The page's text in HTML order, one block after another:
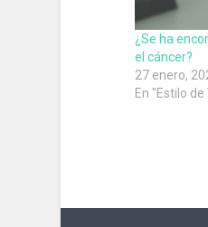
¿Se ha
el cáncer?
27 enero,
En "Estilo de